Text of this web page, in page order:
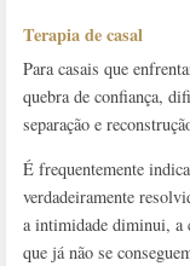
Terapia de casal
Para casais que
quebra de confiança,
separação e
É frequentemente
verdadeiramente
a intimidade diminui, a
que já não se